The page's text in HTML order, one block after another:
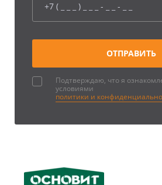
Подтверждаю, что я
условиями
политики и